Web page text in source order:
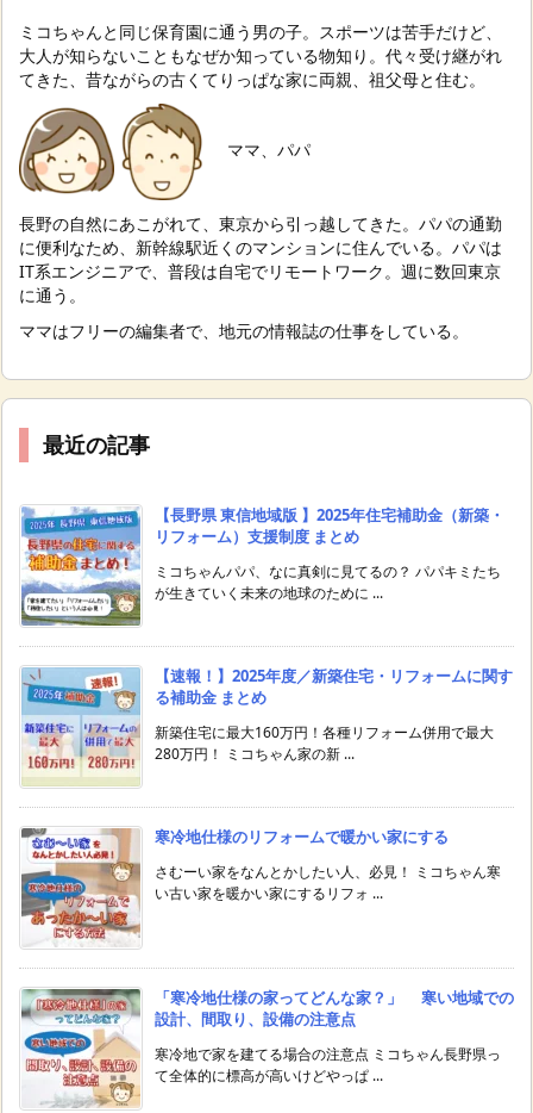
ミコちゃんと同じ保育園に通う男の子。スポーツは苦手だけど、
大人が知らないこともなぜか知っている物知り。代々受け継がれ
てきた、昔ながらの古くてりっぱな家に両親、祖父母と住む。
ママ、パパ
長野の自然にあこがれて、東京から引っ越してきた。パパの通勤
に便利なため、新幹線駅近くのマンションに住んでいる。パパは
IT系エンジニアで、普段は自宅でリモートワーク。週に数回東京
に通う。
ママはフリーの編集者で、地元の情報誌の仕事をしている。
最近の記事
【長野県 東信地域版 】2025年住宅補助金（新築・
リフォーム）支援制度 まとめ
ミコちゃんパパ、なに真剣に見てるの？ パパキミたち
が生きていく未来の地球のために ...
【速報！】2025年度／新築住宅・リフォームに関す
る補助金 まとめ
新築住宅に最大160万円！各種リフォーム併用で最大
280万円！ ミコちゃん家の新 ...
寒冷地仕様のリフォームで暖かい家にする
さむーい家をなんとかしたい人、必見！ ミコちゃん寒
い古い家を暖かい家にするリフォ ...
「寒冷地仕様の家ってどんな家？」 寒い地域での
設計、間取り、設備の注意点
寒冷地で家を建てる場合の注意点 ミコちゃん長野県っ
て全体的に標高が高いけどやっぱ ...